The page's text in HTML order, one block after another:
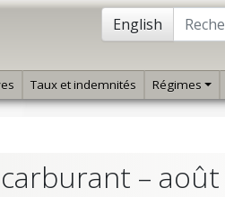
English
Taux et indemnités Régimes
–